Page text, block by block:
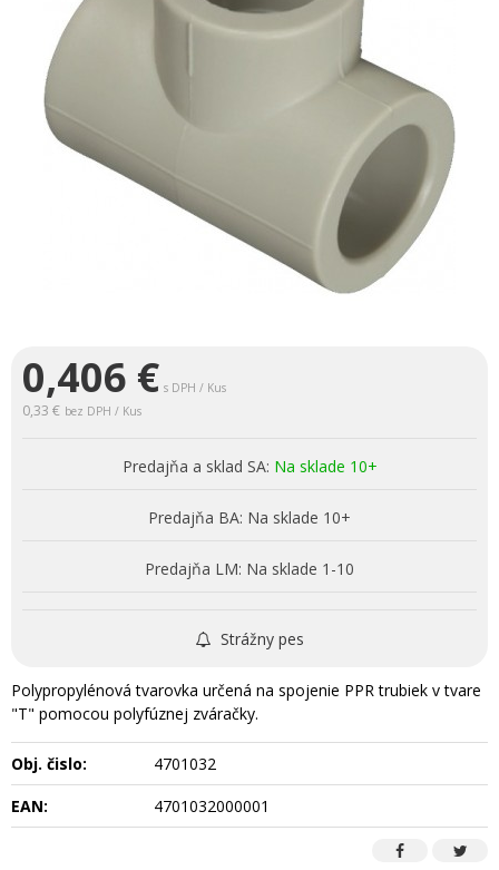
0,406 € s DPH / Kus
0,33 € bez DPH / Kus
Predajňa a sklad SA: Na sklade 10+
Predajňa BA: Na sklade 10+
Predajňa LM: Na sklade 1-10
Strážny pes
Polypropylénová tvarovka určená na spojenie PPR trubiek v tvare
"T" pomocou polyfúznej zváračky.
Obj. čislo:
4701032
EAN:
4701032000001